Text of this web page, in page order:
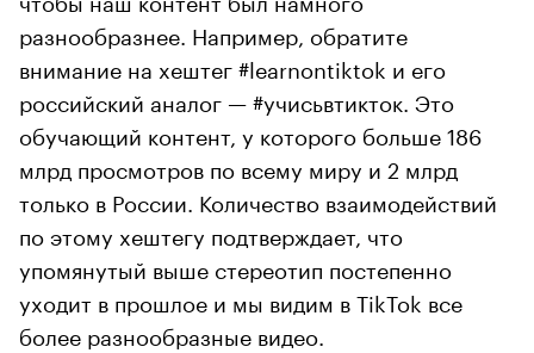
разнообразнее. Например, обратите
внимание на хештег #learnontiktok и его
российский аналог — #учисьвтикток. Это
обучающий контент, у которого больше 186
млрд просмотров по всему миру и 2 млрд
только в России. Количество взаимодействий
по этому хештегу подтверждает, что
упомянутый выше стереотип постепенно
уходит в прошлое и мы видим в TikTok все
более разнообразные видео.